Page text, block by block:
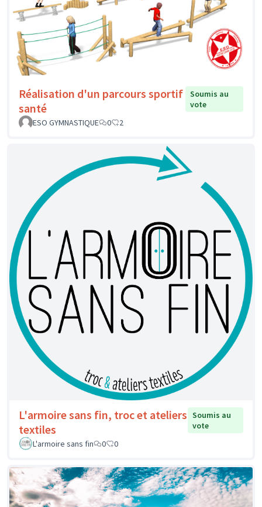
Réalisation d'un parcours sportif
santé
Soumis au
vote
ESO GYMNASTIQUE
0 2
L'armoire sans fin, troc et ateliers
textiles
Soumis au
vote
L'armoire sans fin
0 0